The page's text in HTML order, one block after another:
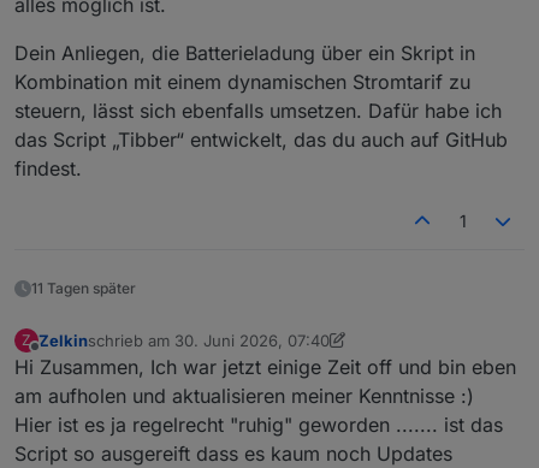
alles möglich ist.
Dein Anliegen, die Batterieladung über ein Skript in
Kombination mit einem dynamischen Stromtarif zu
steuern, lässt sich ebenfalls umsetzen. Dafür habe ich
das Script „Tibber“ entwickelt, das du auch auf GitHub
findest.
1
11 Tagen später
Z
Offline
Zelkinschrieb am 30. Juni 2026, 07:40
zuletzt editiert von Zelkin
Hi Zusammen, Ich war jetzt einige Zeit off und bin eben
am aufholen und aktualisieren meiner Kenntnisse :)
Hier ist es ja regelrecht "ruhig" geworden ....... ist das
Script so ausgereift dass es kaum noch Updates